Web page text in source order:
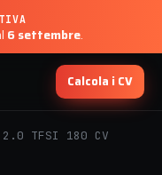
6 settembre.
Calcola i CV
2.0 TFSI 180 CV